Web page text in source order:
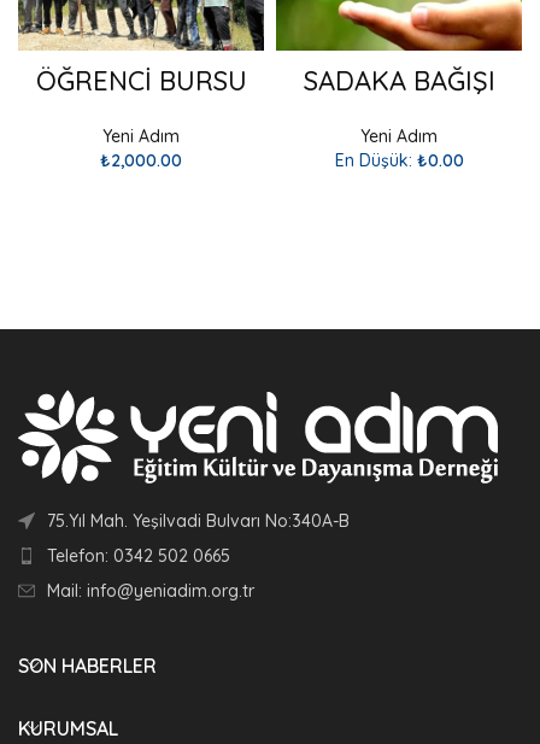
ÖĞRENCİ BURSU
Yeni Adım
₺2,000.00
SADAKA BAĞIŞI
Yeni Adım
En Düşük: ₺0.00
75.Yıl Mah. Yeşilvadi Bulvarı No:340A-B
Telefon: 0342 502 0665
Mail: info@yeniadim.org.tr
SON HABERLER
KURUMSAL